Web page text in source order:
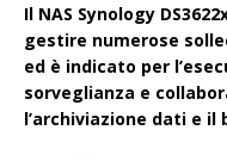
Il NAS Synology
gestire numerose
ed è indicato per
sorveglianza e
l’archiviazione dati e il